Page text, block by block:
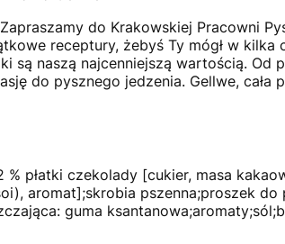
do Krakowskiej Pracowni
receptury, żebyś Ty mógł w
są naszą najcenniejszą wartością.
do pysznego jedzenia. Gellwe, cała
% płatki czekolady [cukier, masa
aromat];skrobia pszenna;proszek
guma